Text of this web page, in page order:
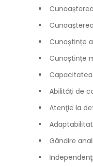
Cunoștințe
Cunoștințe
Abilități de
Atenţie la
Gândire